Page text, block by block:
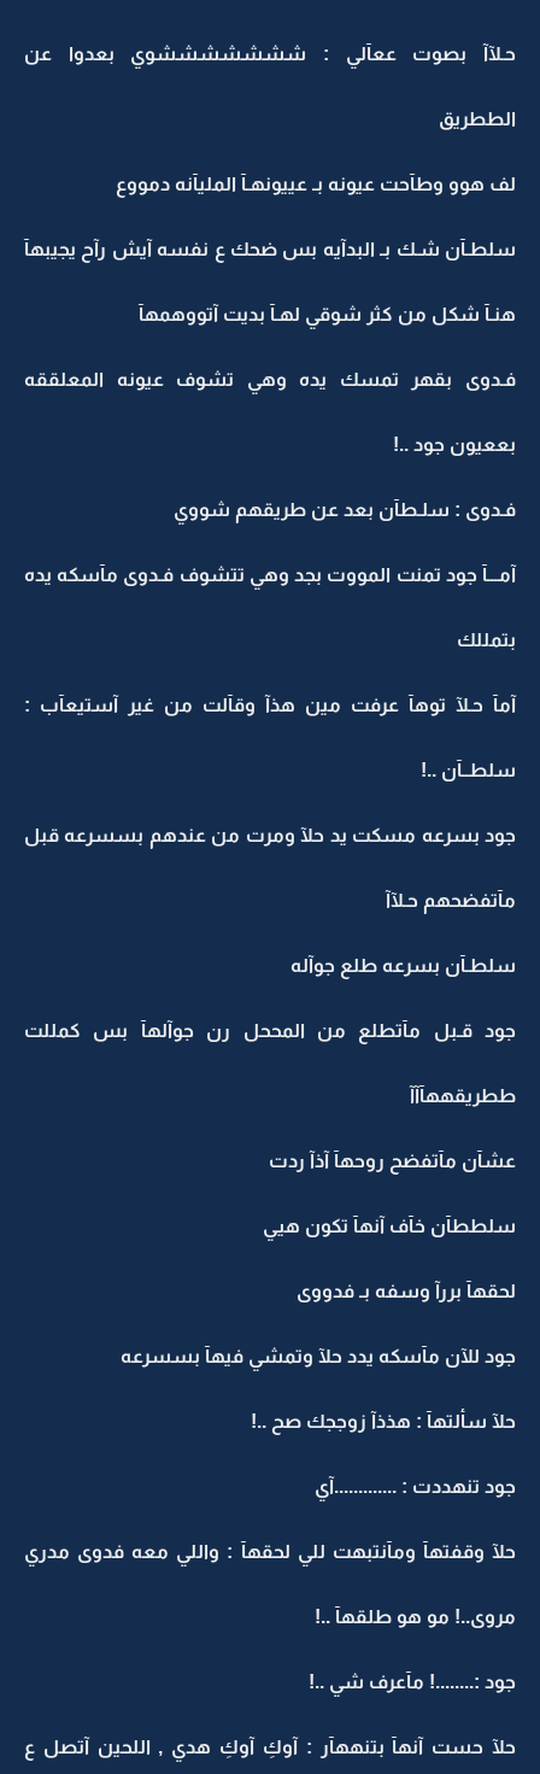
حـلآآ بصوت ععآلي : شششششششوي بعدوا عن
الططريق
لف هوو وطآحت عيونه بـ عييونهـآ المليآنه دمووع
سلطـآن شـك بـ البدآيه بس ضحك ع نفسه آيش رآح يجيبهآ
هنـآ شكل من كثر شوقي لهـآ بديت آتووهمهآ
فـدوى بقهر تمسك يده وهي تشوف عيونه المعلققه
بععيون جود ..!
فـدوى : سلـطآن بعد عن طريقهم شووي
آمـــآ جود تمنت المووت بجد وهي تتشوف فـدوى مآسكه يده
بتمللك
آمآ حـلآ توهآ عرفت مين هذآ وقآلت من غير آستيعآب :
سلطــآن ..!
جود بسرعه مسكت يد حلآ ومرت من عندهم بسسرعه قبل
مآتفضحهم حـلآآ
سلطـآن بسرعه طلع جوآله
جود قـبل مآتطلع من المححل رن جوآلهآ بس كمللت
ططريقههآآآ
عشآن مآتفضح روحهآ آذآ ردت
سلططآن خآف آنهآ تكون هيي
لحقهآ بررآ وسفه بـ فدووى
جود للآن مآسكه يدد حلآ وتمشي فيهآ بسسرعه
حلآ سألتهآ : هذذآ زوججك صح ..!
جود تنهددت : .............آي
حلآ وقفتهآ ومآنتبهت للي لحقهآ : واللي معه فدوى مدري
مروى..! مو هو طلقهآ ..!
جود :........! مآعرف شي ..!
حلآ حست آنهآ بتنههآر : آوكِ آوكِ هدي , اللحين آتصل ع